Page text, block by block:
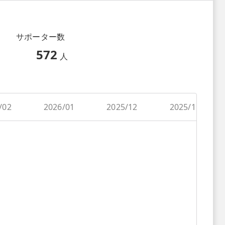
サポーター数
572 人
02 2026/01 2025/12 2025/11